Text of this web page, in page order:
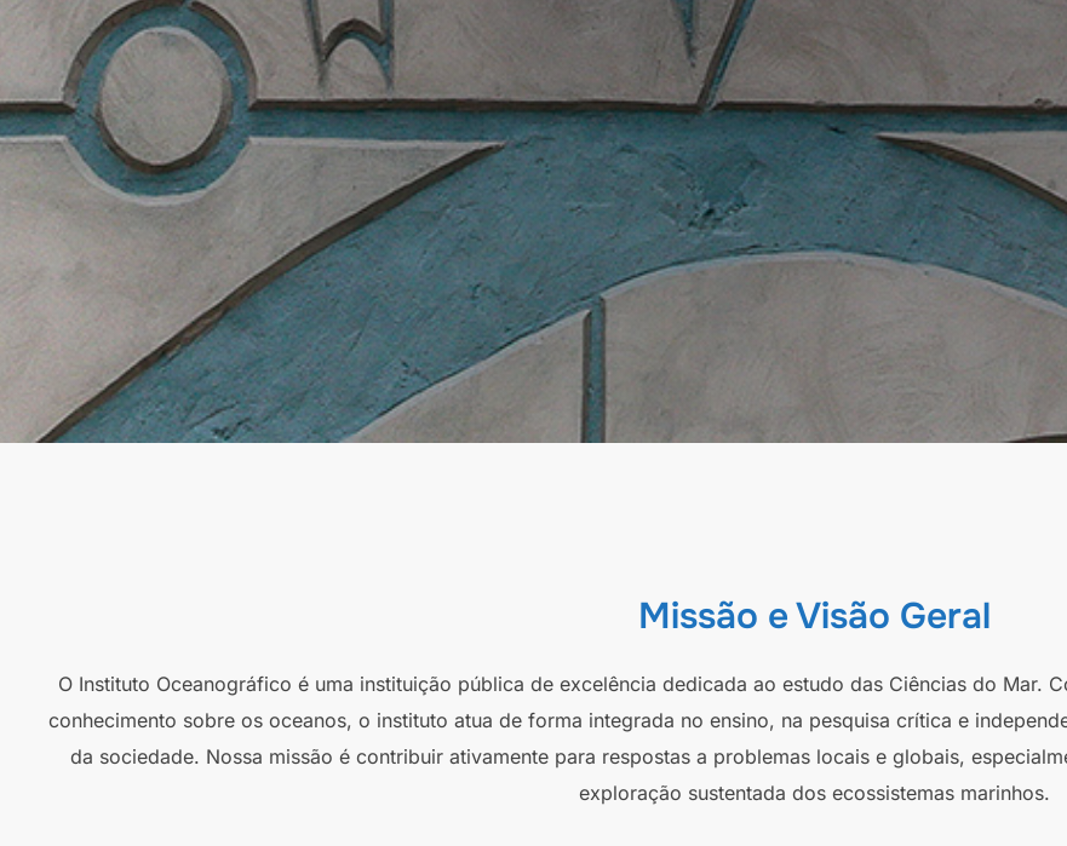
Missão e Visão Geral
O Instituto Oceanográfico é uma instituição pública de excelência dedicada ao estudo das Ciências do Mar.
conhecimento sobre os oceanos, o instituto atua de forma integrada no ensino, na pesquisa crítica e
da sociedade. Nossa missão é contribuir ativamente para respostas a problemas locais e globais,
exploração sustentada dos ecossistemas marinhos.